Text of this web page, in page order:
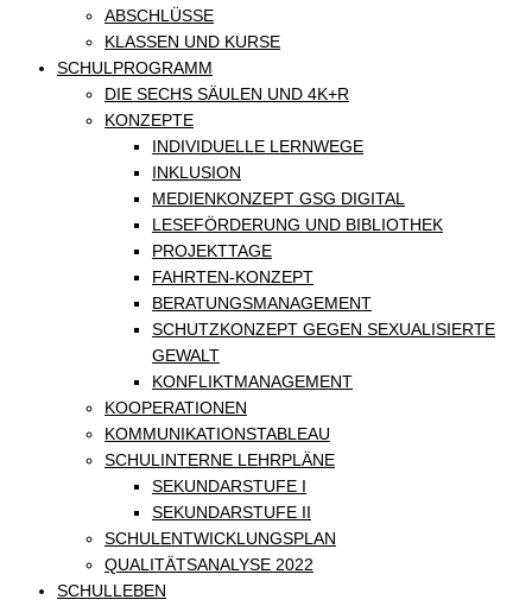
ABSCHLÜSSE
KLASSEN UND KURSE
SCHULPROGRAMM
DIE SECHS SÄULEN UND 4K+R
KONZEPTE
INDIVIDUELLE LERNWEGE
INKLUSION
MEDIENKONZEPT GSG DIGITAL
LESEFÖRDERUNG UND BIBLIOTHEK
PROJEKTTAGE
FAHRTEN-KONZEPT
BERATUNGSMANAGEMENT
SCHUTZKONZEPT GEGEN SEXUALISIERTE
GEWALT
KONFLIKTMANAGEMENT
KOOPERATIONEN
KOMMUNIKATIONSTABLEAU
SCHULINTERNE LEHRPLÄNE
SEKUNDARSTUFE I
SEKUNDARSTUFE II
SCHULENTWICKLUNGSPLAN
QUALITÄTSANALYSE 2022
SCHULLEBEN